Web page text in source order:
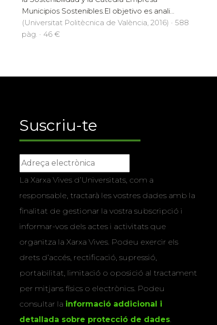
Municipios Sostenibles.El objetivo es anali...
(Universitat Politècnica de València, 2016) · 588
pàg. · 46 €
Suscriu-te
La Xarxa Vives d’Universitats, com a
responsable, tractarà les vostres dades amb la
finalitat de gestionar la vostra subscripció i
informar-vos dels actes i activitats que
organitza la Xarxa Vives. Podeu exercir els
drets d’accés, rectificació, supressió,
portabilitat, limitació o oposició al tractament
per mitjans físics o electrònics. Podeu
consultar la informació addicional i
detallada sobre protecció de dades.